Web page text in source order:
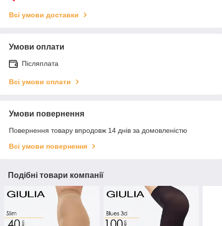
Всі умови доставки
Умови оплати
Післяплата
Всі умови оплати
Умови повернення
Повернення товару впродовж 14 днів за домовленістю
Всі умови повернення
Подібні товари компанії